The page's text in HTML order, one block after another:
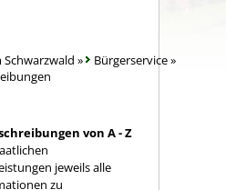
Schwarzwald » Bürgerservice»
von A - Z
jeweils alle
zu